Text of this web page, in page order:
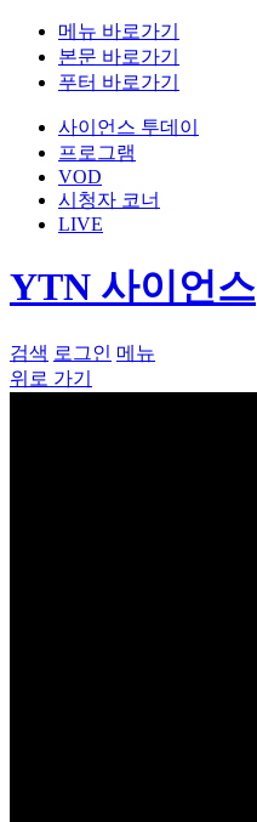
메뉴 바로가기
본문 바로가기
푸터 바로가기
사이언스 투데이
프로그램
VOD
시청자 코너
LIVE
YTN 사이언스
검색 로그인 메뉴
위로 가기